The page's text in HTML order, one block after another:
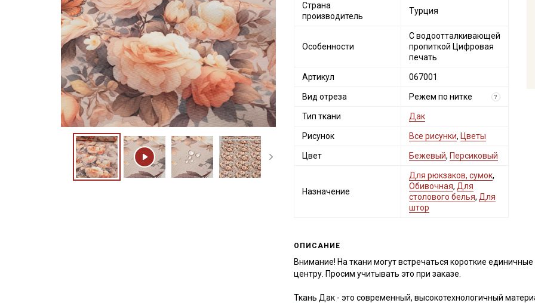
Страна
производитель
Турция
Особенности
С водоотталкивающей
пропиткой Цифровая
печать
Артикул 067001
Вид отреза Режем по нитке ?
Тип ткани Дак
Рисунок Все рисунки, Цветы
Цвет Бежевый, Персиковый
Назначение
Для рюкзаков, сумок,
Обивочная, Для
столового белья, Для
штор
ОПИСАНИЕ
Внимание! На ткани могут встречаться короткие
центру. Просим учитывать это при заказе.
Ткань Дак - это современный, высокотехнологичный